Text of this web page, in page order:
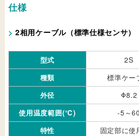
仕様
2相用ケーブル（標準仕様センサ）
型式
2S
種類
標準ケー
外径
Φ8.2
使用温度範囲(℃)
-5～60
特性
固定部に使